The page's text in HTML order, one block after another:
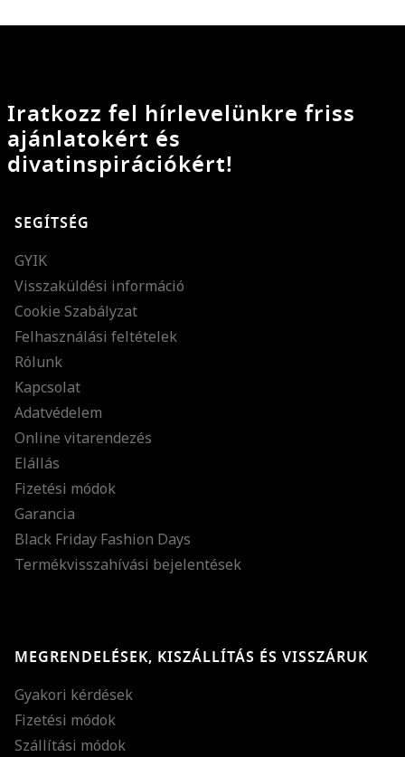
Iratkozz fel hírlevelünkre friss
ajánlatokért és
divatinspirációkért!
SEGÍTSÉG
GYIK
Visszaküldési információ
Cookie Szabályzat
Felhasználási feltételek
Rólunk
Kapcsolat
Adatvédelem
Online vitarendezés
Elállás
Fizetési módok
Garancia
Black Friday Fashion Days
Termékvisszahívási bejelentések
MEGRENDELÉSEK, KISZÁLLÍTÁS ÉS VISSZÁRUK
Gyakori kérdések
Fizetési módok
Szállítási módok